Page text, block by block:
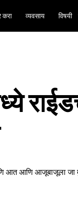
करा व्यवसाय विषयी
आत आणि आजूबाजूला जा